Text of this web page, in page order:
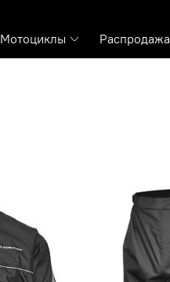
Мотоциклы Распродажа